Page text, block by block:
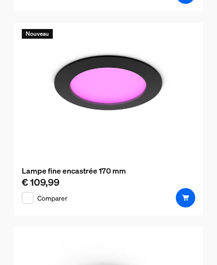
Nouveau
Lampe fine encastrée 170 mm
Le prix actuel est € 109,99
€ 109,99
Comparer